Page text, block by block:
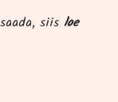
siis loe